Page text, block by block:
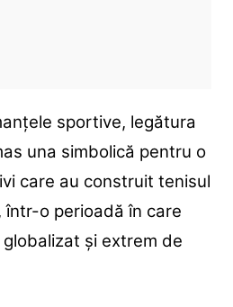
sportive, legătura
una simbolică pentru o
care au construit tenisul
într-o perioadă în care
și extrem de